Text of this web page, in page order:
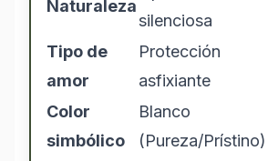
Naturaleza
silenciosa
Tipo de
amor
Protección
asfixiante
Color
simbólico
Blanco
(Pureza/Prístino)